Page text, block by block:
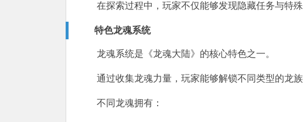
在探索过程中，玩家不仅能够发现隐藏任务与特
特色龙魂系统
龙魂系统是《龙魂大陆》的核心特色之一。
通过收集龙魂力量，玩家能够解锁不同类型的龙族
不同龙魂拥有：